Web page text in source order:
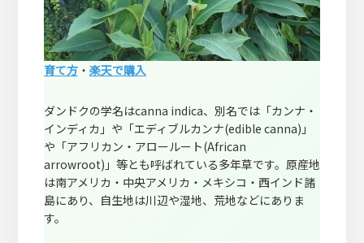
育て方・ 楽天で購入
ダンドクの学名はcanna indica、別名では「カンナ・
インディカ」や「エディブルカンナ(edible canna)」
や「アフリカン・アロールート(African
arrowroot)」等とも呼ばれている多年草です。原産地
は南アメリカ・中央アメリカ・メキシコ・西インド諸
島にあり、自生地は川辺や湿地、荒地などにありま
す。